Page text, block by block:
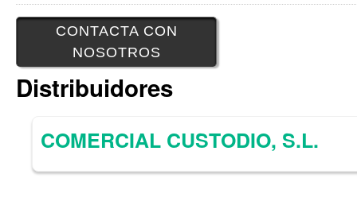
CONTACTA CON
NOSOTROS
Distribuidores
COMERCIAL CUSTODIO, S.L.